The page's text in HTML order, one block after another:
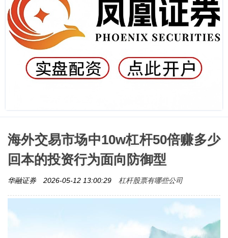
海外交易市场中10w杠杆50倍赚多少
回本的投资行为面向防御型
华融证券 2026-05-12 13:00:29 杠杆股票有哪些公司